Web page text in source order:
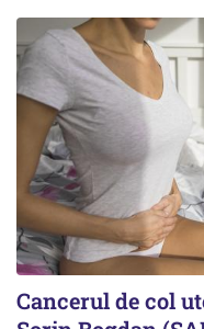
Cancerul de col